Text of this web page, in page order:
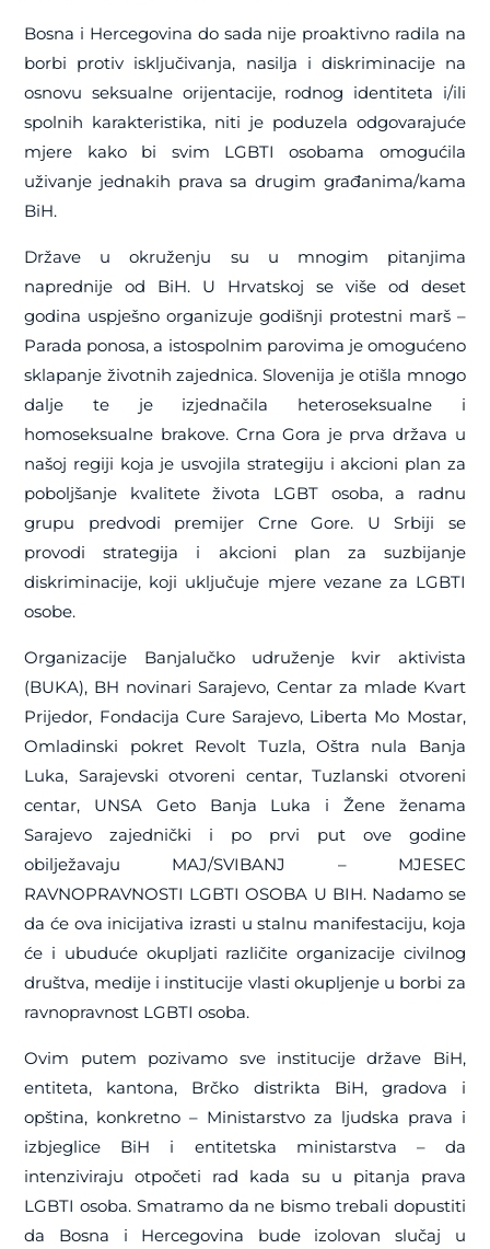
Bosna i Hercegovina do sada nije proaktivno radila na
borbi protiv isključivanja, nasilja i diskriminacije na
osnovu seksualne orijentacije, rodnog identiteta i/ili
spolnih karakteristika, niti je poduzela odgovarajuće
mjere kako bi svim LGBTI osobama omogućila
uživanje jednakih prava sa drugim građanima/kama
BiH.
Države u okruženju su u mnogim pitanjima
naprednije od BiH. U Hrvatskoj se više od deset
godina uspješno organizuje godišnji protestni marš –
Parada ponosa, a istospolnim parovima je omogućeno
sklapanje životnih zajednica. Slovenija je otišla mnogo
dalje te je izjednačila heteroseksualne i
homoseksualne brakove. Crna Gora je prva država u
našoj regiji koja je usvojila strategiju i akcioni plan za
poboljšanje kvalitete života LGBT osoba, a radnu
grupu predvodi premijer Crne Gore. U Srbiji se
provodi strategija i akcioni plan za suzbijanje
diskriminacije, koji uključuje mjere vezane za LGBTI
osobe.
Organizacije Banjalučko udruženje kvir aktivista
(BUKA), BH novinari Sarajevo, Centar za mlade Kvart
Prijedor, Fondacija Cure Sarajevo, Liberta Mo Mostar,
Omladinski pokret Revolt Tuzla, Oštra nula Banja
Luka, Sarajevski otvoreni centar, Tuzlanski otvoreni
centar, UNSA Geto Banja Luka i Žene ženama
Sarajevo zajednički i po prvi put ove godine
obilježavaju MAJ/SVIBANJ – MJESEC
RAVNOPRAVNOSTI LGBTI OSOBA U BIH.Nadamo se
da će ova inicijativa izrasti u stalnu manifestaciju, koja
će i ubuduće okupljati različite organizacije civilnog
društva, medije i institucije vlasti okupljenje u borbi za
ravnopravnost LGBTI osoba.
Ovim putem pozivamo sve institucije države BiH,
entiteta, kantona, Brčko distrikta BiH, gradova i
opština, konkretno – Ministarstvo za ljudska prava i
izbjeglice BiH i entitetska ministarstva – da
intenziviraju otpočeti rad kada su u pitanja prava
LGBTI osoba. Smatramo da ne bismo trebali dopustiti
da Bosna i Hercegovina bude izolovan slučaj u